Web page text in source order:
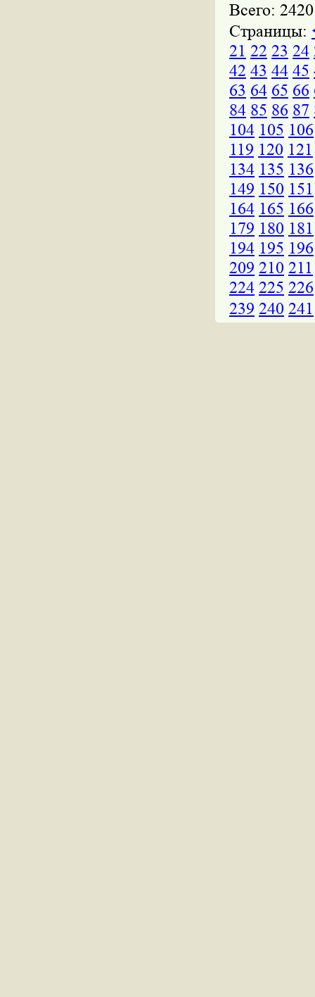
Всего: 2420
Страницы:
21 22 23 24
42 43 44 45
63 64 65 66
84 85 86 87
104 105 106
119 120 121
134 135 136
149 150 151
164 165 166
179 180 181
194 195 196
209 210 211
224 225 226
239 240 241